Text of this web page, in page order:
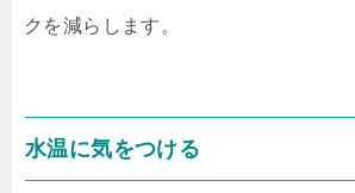
クを減らします。
水温に気をつける